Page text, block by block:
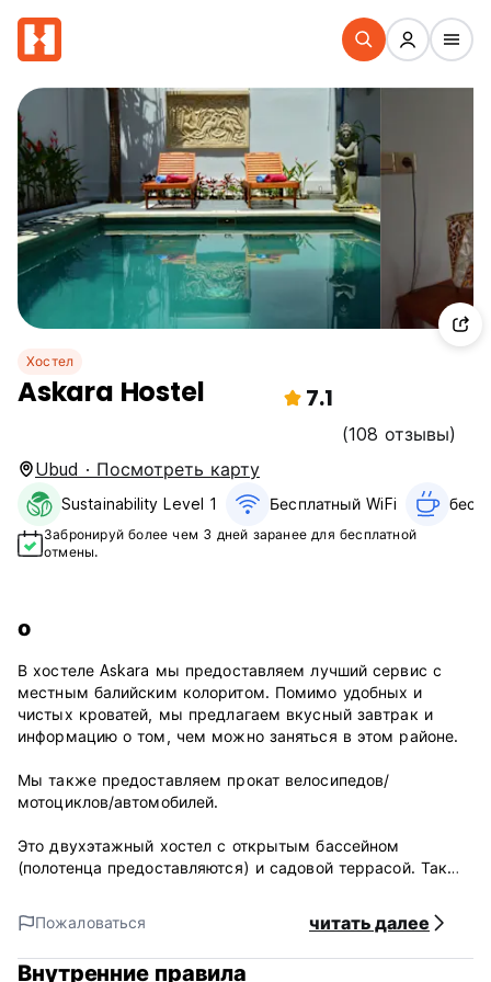
Хостел
Askara Hostel 7.1
(108 отзывы)
Ubud · Посмотреть карту
Sustainability Level 1 Бесплатный WiFi
Забронируй более чем 3 дней заранее для бесплатной
отмены.
о
В хостеле Askara мы предоставляем лучший сервис с
местным балийским колоритом. Помимо удобных и
чистых кроватей, мы предлагаем вкусный завтрак и
информацию о том, чем можно заняться в этом районе.
Мы также предоставляем прокат велосипедов/
мотоциклов/автомобилей.
Это двухэтажный хостел с открытым бассейном
(полотенца предоставляются) и садовой террасой. Также
Мы предлагаем широкий спектр мероприятий, таких как
кулинарные мастер-классы, рафтинг-туры, велосипедные
туры и пешеходные туры по рисовым полям, а также
Пожаловаться читать далее
Внутренние правила